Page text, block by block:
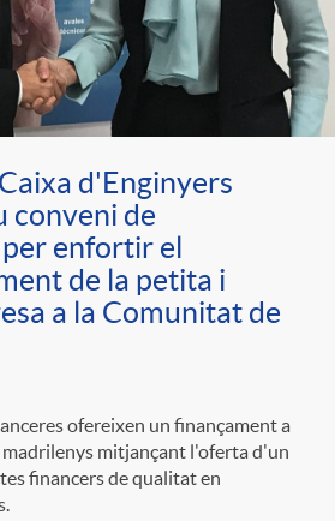
d'Enginyers
conveni de
enfortir el
de la petita i
a la Comunitat de
ofereixen un finançament a
madrilenys mitjançant l'oferta d'un
financers de qualitat en